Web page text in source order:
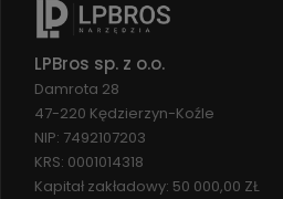
LPBros sp. z o.o.
Damrota 28
47-220 Kędzierzyn-Koźle
NIP: 7492107203
KRS: 0001014318
Kapitał zakładowy: 50 000,00 ZŁ